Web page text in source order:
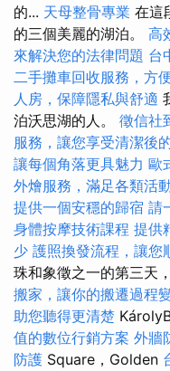
的... 天母整骨專業 在這
的三個美麗的湖泊。 高
來解決您的法律問題 台
二手攤車回收服務，方
人房，保障隱私與舒適
泊沃思湖的人。 徵信社
服務，讓您享受清潔後
讓每個角落更具魅力 歐
外燴服務，滿足各類活
提供一個安穩的歸宿 請
身體按摩技術課程 提供
少 護照換發流程，讓您
珠和象徵之一的第三天
搬家，讓你的搬遷過程
助您聽得更清楚
值的數位行銷方案 外牆
防護 Square，Golden